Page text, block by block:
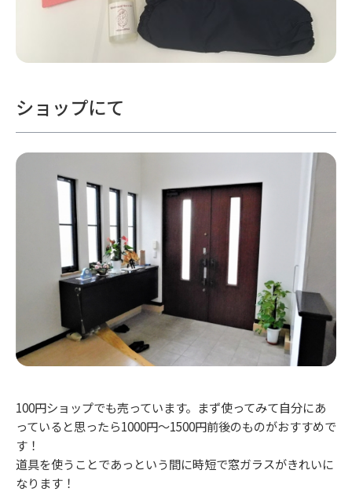
ショップにて
100円ショップでも売っています。まず使ってみて自分にあ
っていると思ったら1000円〜1500円前後のものがおすすめで
す！
道具を使うことであっという間に時短で窓ガラスがきれいに
なります！